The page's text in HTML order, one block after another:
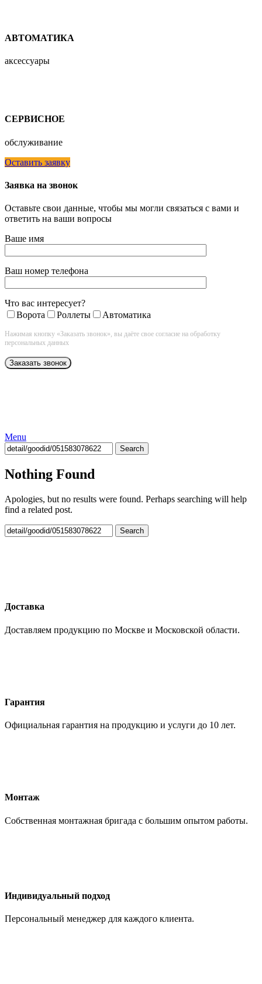
АВТОМАТИКА
аксессуары
СЕРВИСНОЕ
обслуживание
Оставить заявку
Заявка на звонок
Оставьте свои данные, чтобы мы могли связаться с вами и
ответить на ваши вопросы
Ваше имя
Ваш номер телефона
Что вас интересует?
Ворота
Роллеты Автоматика
Нажимая кнопку «Заказать звонок», вы даёте свое согласие на обработку
персональных данных
Menu
Search
Nothing Found
Apologies, but no results were found. Perhaps searching will help
find a related post.
Search
Доставка
Доставляем продукцию по Москве и Московской области.
Гарантия
Официальная гарантия на продукцию и услуги до 10 лет.
Монтаж
Собственная монтажная бригада с большим опытом работы.
Индивидуальный подход
Персональный менеджер для каждого клиента.